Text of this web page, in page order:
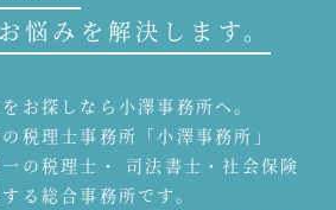
悩みを解決します。
お探しなら小澤事務所へ。
税理士事務所「小澤事務所」
の税理士・ 司法書士・社会保険
る総合事務所です。